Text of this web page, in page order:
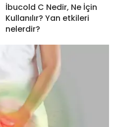
İbucold C Nedir, Ne İçin
Kullanılır? Yan etkileri
nelerdir?